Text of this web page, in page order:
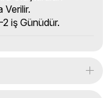
Verilir.
iş Günüdür.